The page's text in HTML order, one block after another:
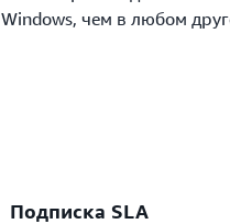
Windows, чем в любом
Подписка SLA